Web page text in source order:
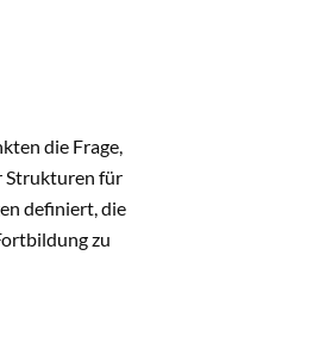
die Frage,
Strukturen für
definiert, die
zu